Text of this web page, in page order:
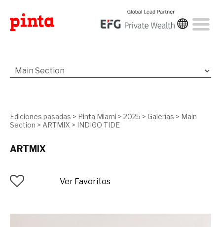
Ediciones pasadas > Pinta Miami > 2025 > Galerías > Main
Section > ARTMIX > INDIGO TIDE
ARTMIX
Ver Favoritos